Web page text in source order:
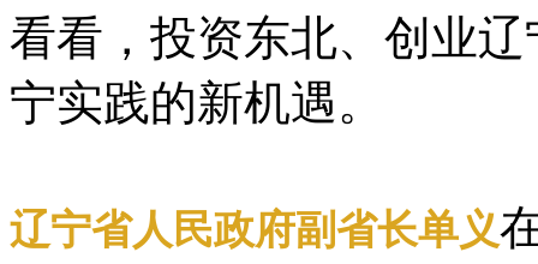
看看，投资东北、创业
宁实践的新机遇。
辽宁省人民政府副省长单义